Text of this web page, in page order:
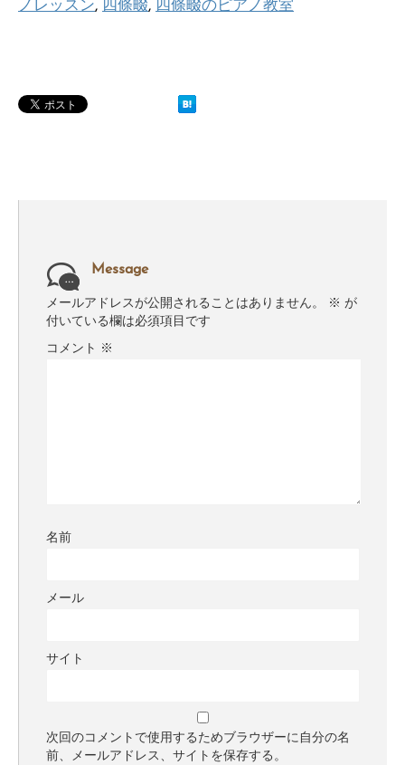
ノレッスン, 四條畷, 四條畷のピアノ教室
Message
メールアドレスが公開されることはありません。 ※ が
付いている欄は必須項目です
コメント ※
名前
メール
サイト
次回のコメントで使用するためブラウザーに自分の名
前、メールアドレス、サイトを保存する。